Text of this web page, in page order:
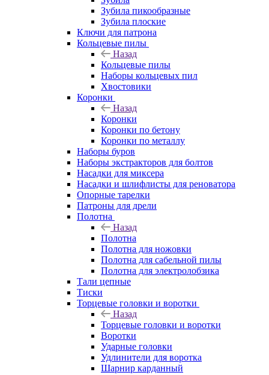
Зубила пикообразные
Зубила плоские
Ключи для патрона
Кольцевые пилы
Назад
Кольцевые пилы
Наборы кольцевых пил
Хвостовики
Коронки
Назад
Коронки
Коронки по бетону
Коронки по металлу
Наборы буров
Наборы экстракторов для болтов
Насадки для миксера
Насадки и шлифлисты для реноватора
Опорные тарелки
Патроны для дрели
Полотна
Назад
Полотна
Полотна для ножовки
Полотна для сабельной пилы
Полотна для электролобзика
Тали цепные
Тиски
Торцевые головки и воротки
Назад
Торцевые головки и воротки
Воротки
Ударные головки
Удлинители для воротка
Шарнир карданный